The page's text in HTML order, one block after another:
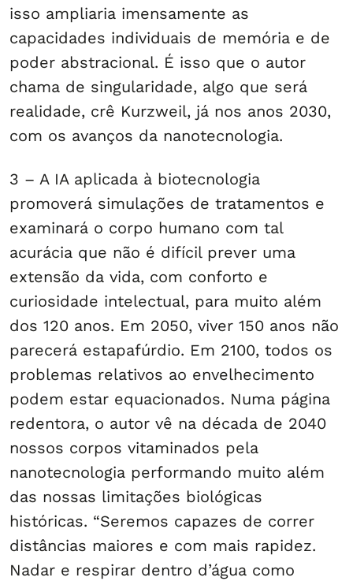
isso ampliaria imensamente as
capacidades individuais de memória e de
poder abstracional. É isso que o autor
chama de singularidade, algo que será
realidade, crê Kurzweil, já nos anos 2030,
com os avanços da nanotecnologia.
3 – A IA aplicada à biotecnologia
promoverá simulações de tratamentos e
examinará o corpo humano com tal
acurácia que não é difícil prever uma
extensão da vida, com conforto e
curiosidade intelectual, para muito além
dos 120 anos. Em 2050, viver 150 anos não
parecerá estapafúrdio. Em 2100, todos os
problemas relativos ao envelhecimento
podem estar equacionados. Numa página
redentora, o autor vê na década de 2040
nossos corpos vitaminados pela
nanotecnologia performando muito além
das nossas limitações biológicas
históricas. “Seremos capazes de correr
distâncias maiores e com mais rapidez.
Nadar e respirar dentro d’água como